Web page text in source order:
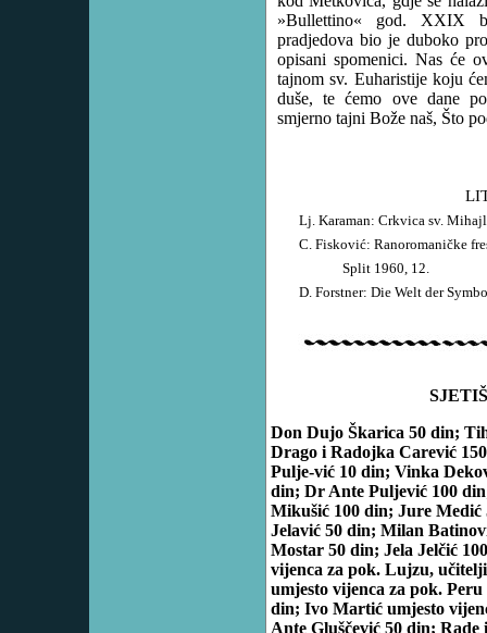
»Bullettino« god.
pradjedova bio je duboko
opisani spomenici. Nas će
tajnom sv. Euharistije koju
duše, te ćemo ove dane
smjerno tajni Bože naš, Što
Lj. Karaman: Crkvica sv.
C. Fisković: Ranoromaničke
Split 1960, 12.
D. Forstner: Die Welt der
Don Dujo Škarica 50 din;
Drago i Radojka Carević
Pulje-vić 10 din; Vinka
din; Dr Ante Puljević 100
Mikušić 100 din; Jure Medić
Jelavić 50 din; Milan
Mostar 50 din; Jela Jelčić
vijenca za pok. Lujzu,
umjesto vijenca za pok.
din; Ivo Martić umjesto
Ante Gluščević 50 din;